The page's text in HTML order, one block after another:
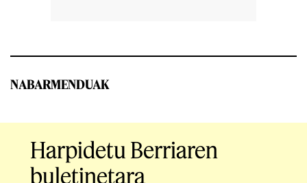
NABARMENDUAK
Harpidetu Berriaren
buletinetara